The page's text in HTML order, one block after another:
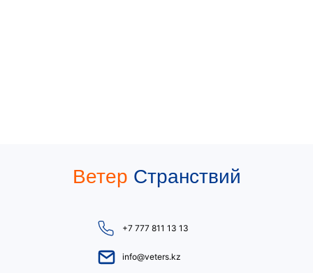
Ветер Странствий
+7 777 811 13 13
info@veters.kz